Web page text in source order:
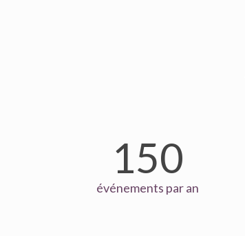
150
événements par an